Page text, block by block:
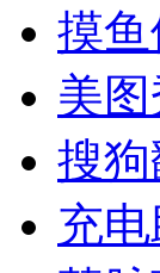
摸鱼
美
搜
充